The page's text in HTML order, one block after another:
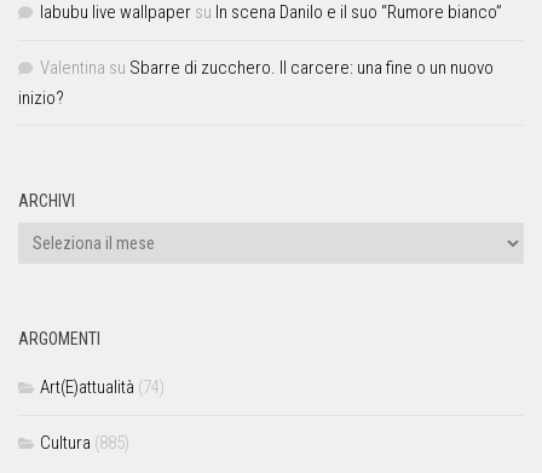
labubu live wallpaper su In scena Danilo e il suo “Rumore bianco”
Valentina su Sbarre di zucchero. Il carcere: una fine o un nuovo
inizio?
ARCHIVI
ARGOMENTI
Art(E)attualità (74)
Cultura (885)